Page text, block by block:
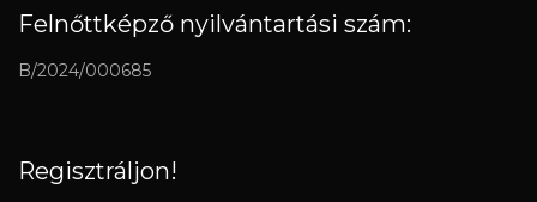
Felnőttképző nyilvántartási szám:
B/2024/000685
Regisztráljon!